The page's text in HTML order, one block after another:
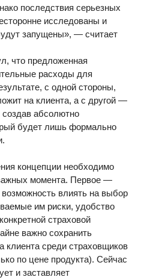
последствия серьезных
исследованы и
запущены», — считает
что предложенная
расходы для
с одной стороны,
на клиента, а с другой —
абсолютно
будет лишь формально
концепции необходимо
момента. Первое —
влиять на выбор
им риски, удобство
страховой
важно сохранить
клиента среди страховщиков
по цене продукта). Сейчас
и заставляет